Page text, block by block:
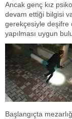
Ancak genç kız
devam ettiği bilgisi
gerekçesiyle deşifre
yapılması uygun
Başlangıçta